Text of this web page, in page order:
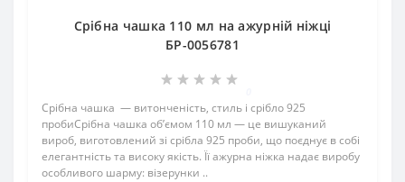
Срібна чашка 110 мл на ажурній ніжці
БР-0056781
Срібна чашка — витонченість, стиль і срібло 925
пробиСрібна чашка об’ємом 110 мл — це вишуканий
вироб, виготовлений зі срібла 925 проби, що поєднує в собі
елегантність та високу якість. Її ажурна ніжка надає виробу
особливого шарму: візерунки ..